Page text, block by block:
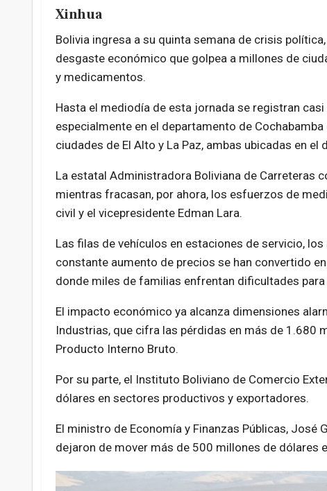
Xinhua
Bolivia ingresa a su quinta semana de crisis
desgaste económico que golpea a millones de
y medicamentos.
Hasta el mediodía de esta jornada se registran
especialmente en el departamento de
ciudades de El Alto y La Paz, ambas ubicadas en
La estatal Administradora Boliviana de Carreteras
mientras fracasan, por ahora, los esfuerzos de
civil y el vicepresidente Edman Lara.
Las filas de vehículos en estaciones de servicio,
constante aumento de precios se han convertido
donde miles de familias enfrentan dificultades
El impacto económico ya alcanza dimensiones
Industrias, que cifra las pérdidas en más de 1.680
Producto Interno Bruto.
Por su parte, el Instituto Boliviano de Comercio
dólares en sectores productivos y exportadores.
El ministro de Economía y Finanzas Públicas,
dejaron de mover más de 500 millones de dólares